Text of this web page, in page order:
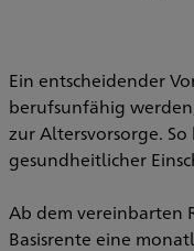
Ein entscheidender
berufsunfähig
zur Altersvorsorge.
gesundheitlicher
Ab dem vereinbarten
Basisrente eine